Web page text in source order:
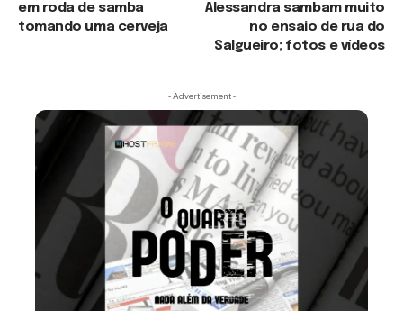
em roda de samba
tomando uma cerveja
Alessandra sambam muito
no ensaio de rua do
Salgueiro; fotos e vídeos
- Advertisement -